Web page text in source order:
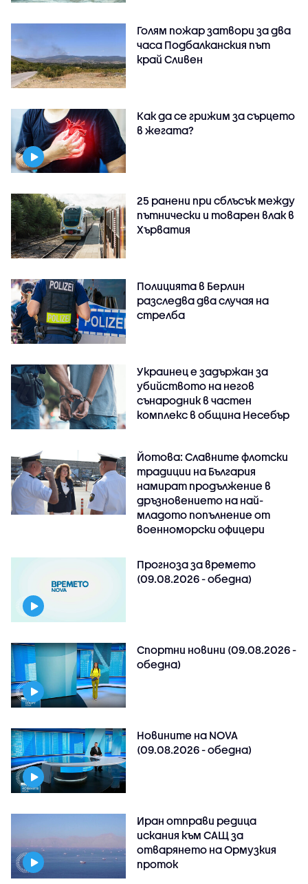
Голям пожар затвори за два
часа Подбалканския път
край Сливен
Как да се грижим за сърцето
в жегата?
25 ранени при сблъсък между
пътнически и товарен влак в
Хърватия
Полицията в Берлин
разследва два случая на
стрелба
Украинец е задържан за
убийството на негов
сънародник в частен
комплекс в община Несебър
Йотова: Славните флотски
традиции на България
намират продължение в
дръзновението на най-
младото попълнение от
военноморски офицери
Прогноза за времето
(09.08.2026 - обедна)
Спортни новини (09.08.2026 -
обедна)
Новините на NOVA
(09.08.2026 - обедна)
Иран отправи редица
искания към САЩ за
отварянето на Ормузкия
проток